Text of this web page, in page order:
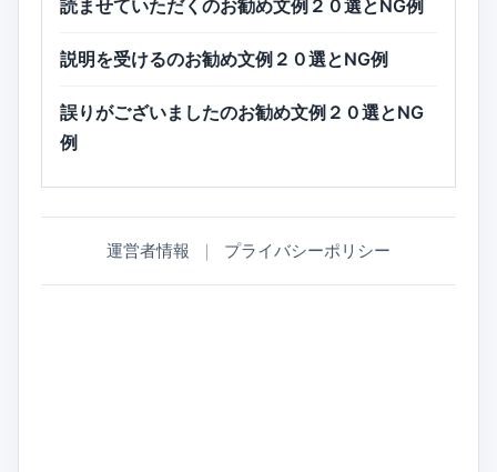
読ませていただくのお勧め文例２０選とNG例
説明を受けるのお勧め文例２０選とNG例
誤りがございましたのお勧め文例２０選とNG
例
運営者情報 ｜ プライバシーポリシー